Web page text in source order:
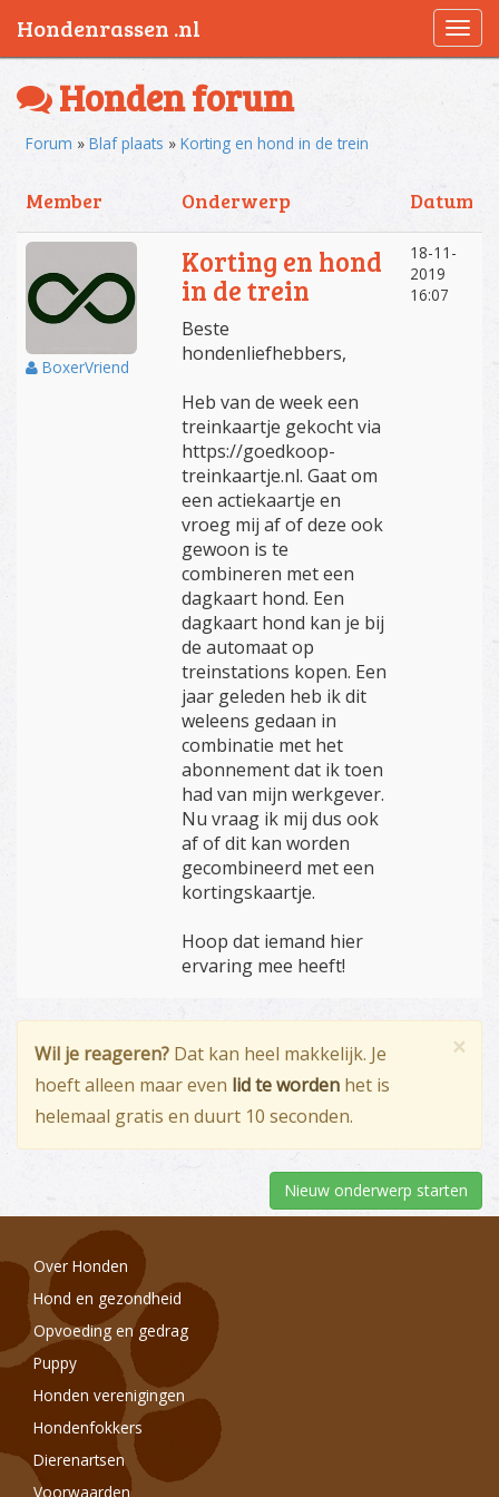
Honden forum
Forum » Blaf plaats » Korting en hond in de trein
Member Onderwerp Datum
BoxerVriend
Korting en hond
in de trein
Beste
hondenliefhebbers,
Heb van de week een
treinkaartje gekocht via
https://goedkoop-
treinkaartje.nl. Gaat om
een actiekaartje en
vroeg mij af of deze ook
gewoon is te
combineren met een
dagkaart hond. Een
dagkaart hond kan je bij
de automaat op
treinstations kopen. Een
jaar geleden heb ik dit
weleens gedaan in
combinatie met het
abonnement dat ik toen
had van mijn werkgever.
Nu vraag ik mij dus ook
af of dit kan worden
gecombineerd met een
kortingskaartje.
Hoop dat iemand hier
ervaring mee heeft!
18-11-
2019
16:07
×
Wil je reageren? Dat kan heel makkelijk. Je
hoeft alleen maar even lid te worden het is
helemaal gratis en duurt 10 seconden.
Nieuw onderwerp starten
Over Honden
Hond en gezondheid
Opvoeding en gedrag
Puppy
Honden verenigingen
Hondenfokkers
Dierenartsen
Voorwaarden
Hondenrassen .nl